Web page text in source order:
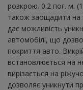
розкрою. 0.2 пог. м.
також заощадити на
дає можливість
автомобілі, що
покриття авто.
встановлюється на
вирізається на
дозволяє уникнути